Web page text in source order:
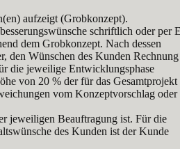
aufzeigt (Grobkonzept).
schriftlich oder per
dem Grobkonzept. Nach dessen
den Wünschen des Kunden Rechnung
die jeweilige Entwicklungsphase
von 20 % der für das Gesamtprojekt
vom Konzeptvorschlag oder
jeweiligen Beauftragung ist. Für die
des Kunden ist der Kunde